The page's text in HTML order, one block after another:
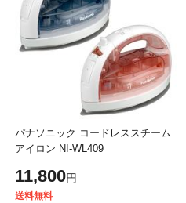
パナソニック コードレススチーム
アイロン NI-WL409
11,800円
送料無料